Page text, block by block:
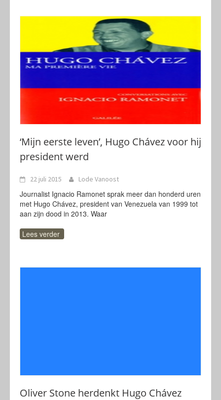
‘Mijn eerste leven’, Hugo Chávez voor hij
president werd
22 juli 2015 Lode Vanoost
Journalist Ignacio Ramonet sprak meer dan honderd uren
met Hugo Chávez, president van Venezuela van 1999 tot
aan zijn dood in 2013. Waar
Lees verder
Oliver Stone herdenkt Hugo Chávez